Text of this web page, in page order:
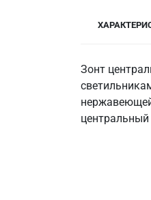
Зонт
нержавеющей